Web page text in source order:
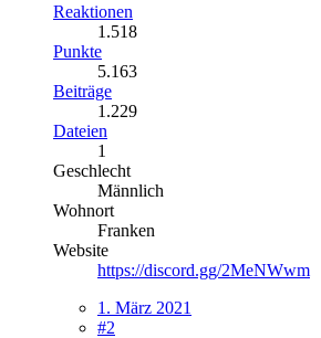
Reaktionen
1.518
Punkte
5.163
Beiträge
1.229
Dateien
1
Geschlecht
Männlich
Wohnort
Franken
Website
https://discord.gg/2MeNWwm
1. März 2021
#2